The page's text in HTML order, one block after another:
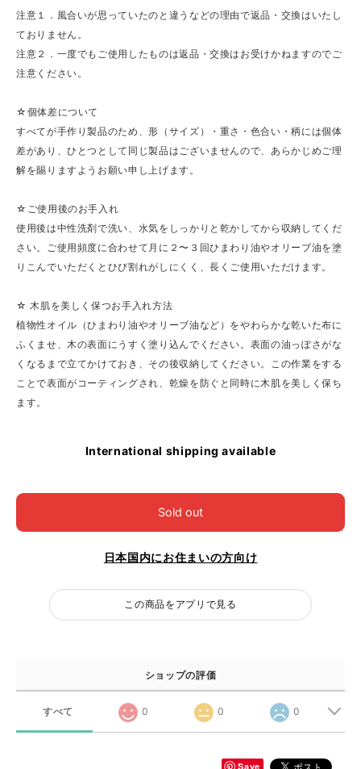
注意１．風合いが思っていたのと違うなどの理由で返品・交換はいたし
ておりません。
注意２．一度でもご使用したものは返品・交換はお受けかねますのでご
注意ください。
☆個体差について
すべてが手作り製品のため、形（サイズ）・重さ・色合い・柄には個体
差があり、ひとつとして同じ製品はございませんので、あらかじめご理
解を賜りますようお願い申し上げます。
☆ご使用後のお手入れ
使用後は中性洗剤で洗い、水気をしっかりと乾かしてから収納してくだ
さい。ご使用頻度に合わせて月に２〜３回ひまわり油やオリーブ油を塗
りこんでいただくとひび割れがしにくく、長くご使用いただけます。
☆ 木肌を美しく保つお手入れ方法
植物性オイル（ひまわり油やオリーブ油など）をやわらかな乾いた布に
ふくませ、木の表面にうすく塗り込んでください。表面の油っぽさがな
くなるまで立てかけておき、その後収納してください。この作業をする
ことで表面がコーティングされ、乾燥を防ぐと同時に木肌を美しく保ち
ます。
International shipping available
Sold out
日本国内にお住まいの方向け
この商品をアプリで見る
ショップの評価
すべて 0 0 0
Save